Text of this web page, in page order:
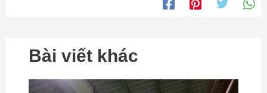
Bài viết khác